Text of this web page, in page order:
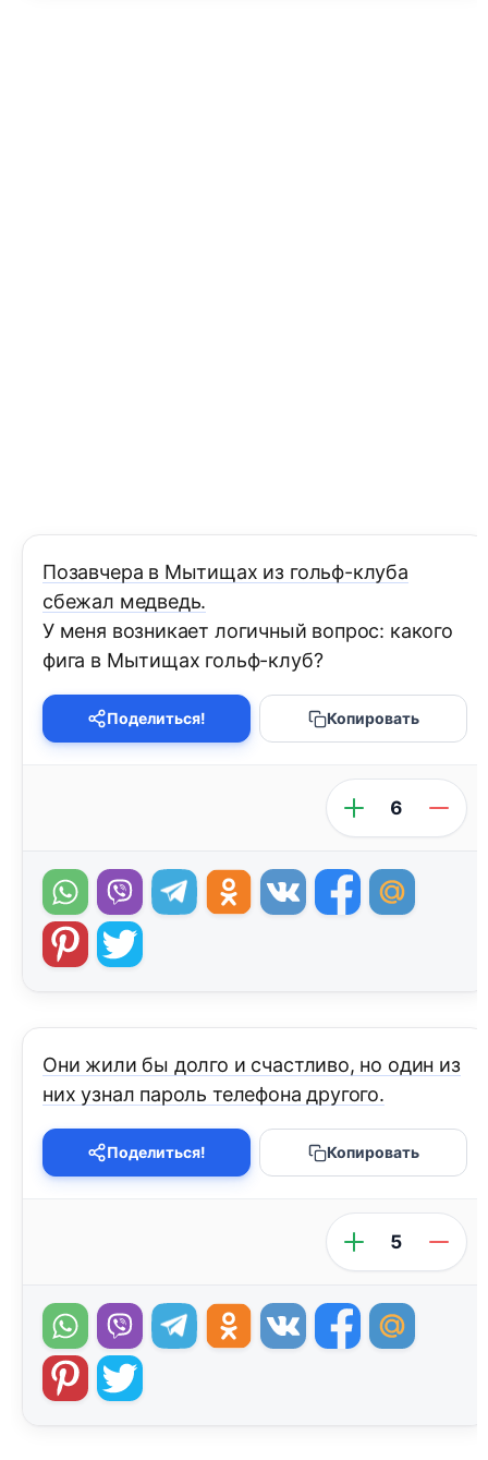
Позавчера в Мытищах из гольф-клуба
сбежал медведь.
У меня возникает логичный вопрос: какого
фига в Мытищах гольф-клуб?
Поделиться! Копировать
6
Они жили бы долго и счастливо, но один из
них узнал пароль телефона другого.
Поделиться! Копировать
5